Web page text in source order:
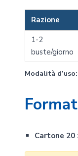
Razione
1-2
buste/giorno
Modalità d’uso:
Cartone 20